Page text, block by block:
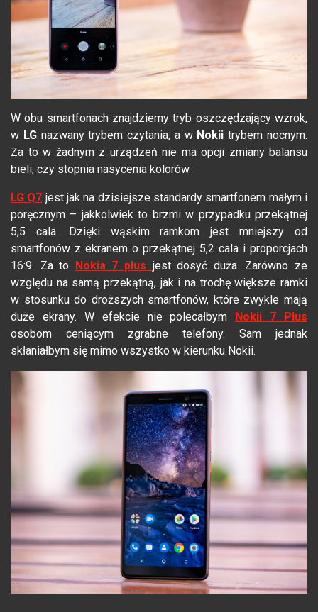
W obu smartfonach znajdziemy tryb oszczędzający wzrok,
w LGnazwany trybem czytania, a w Nokiitrybem nocnym.
Za to w żadnym z urządzeń nie ma opcji zmiany balansu
bieli, czy stopnia nasycenia kolorów.
LG Q7 jest jak na dzisiejsze standardy smartfonem małym i
poręcznym – jakkolwiek to brzmi w przypadku przekątnej
5,5 cala. Dzięki wąskim ramkom jest mniejszy od
smartfonów z ekranem o przekątnej 5,2 cala i proporcjach
16:9. Za to Nokia 7 plus jest dosyć duża. Zarówno ze
względu na samą przekątną, jak i na trochę większe ramki
w stosunku do droższych smartfonów, które zwykle mają
duże ekrany. W efekcie nie polecałbym Nokii 7 Plus
osobom ceniącym zgrabne telefony. Sam jednak
skłaniałbym się mimo wszystko w kierunku Nokii.